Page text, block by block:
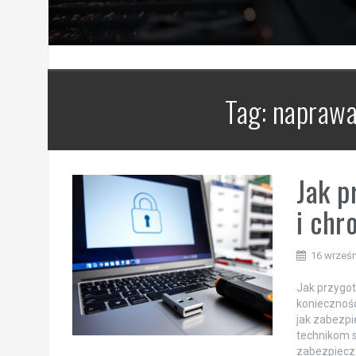
Tag:
Jak
i
16
Jak
jak
technikom